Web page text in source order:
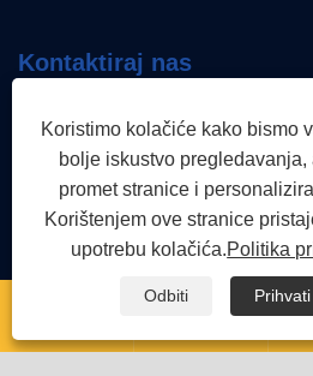
Kontaktiraj nas
RSS
Copyright © 2026 Zhejiang
Protection Technology Co.,
Koristimo kolačiće kako bismo
bolje iskustvo pregledavanja,
promet stranice i
Korištenjem ove stranice
upotrebu kolačića.Politika
Odbiti Prihvati